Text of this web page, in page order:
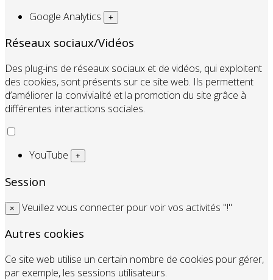
Google Analytics +
Réseaux sociaux/Vidéos
Des plug-ins de réseaux sociaux et de vidéos, qui exploitent
des cookies, sont présents sur ce site web. Ils permettent
d’améliorer la convivialité et la promotion du site grâce à
différentes interactions sociales.
YouTube +
Session
× Veuillez vous connecter pour voir vos activités "!"
Autres cookies
Ce site web utilise un certain nombre de cookies pour gérer,
par exemple, les sessions utilisateurs.